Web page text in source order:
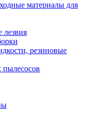
материалы для
лезвия
резиновые